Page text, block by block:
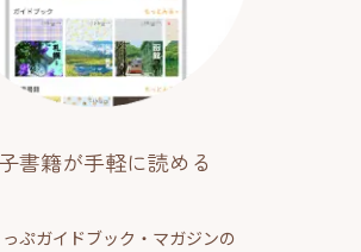
書籍が手軽に読める
ぷガイドブック・マガジンの